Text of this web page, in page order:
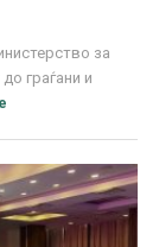
за
граѓани и